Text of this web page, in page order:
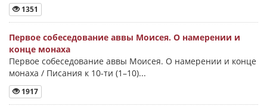
1351
Первое собеседование аввы Моисея. О намерении и
конце монаха
Первое собеседование аввы Моисея. О намерении и конце
монаха / Писания к 10-ти (1–10)...
1917